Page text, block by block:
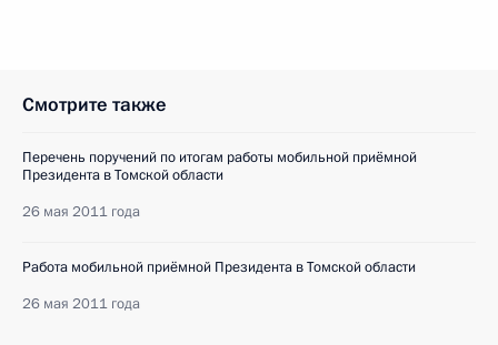
Смотрите также
Перечень поручений по итогам работы мобильной приёмной
Президента в Томской области
26 мая 2011 года
Работа мобильной приёмной Президента в Томской области
26 мая 2011 года